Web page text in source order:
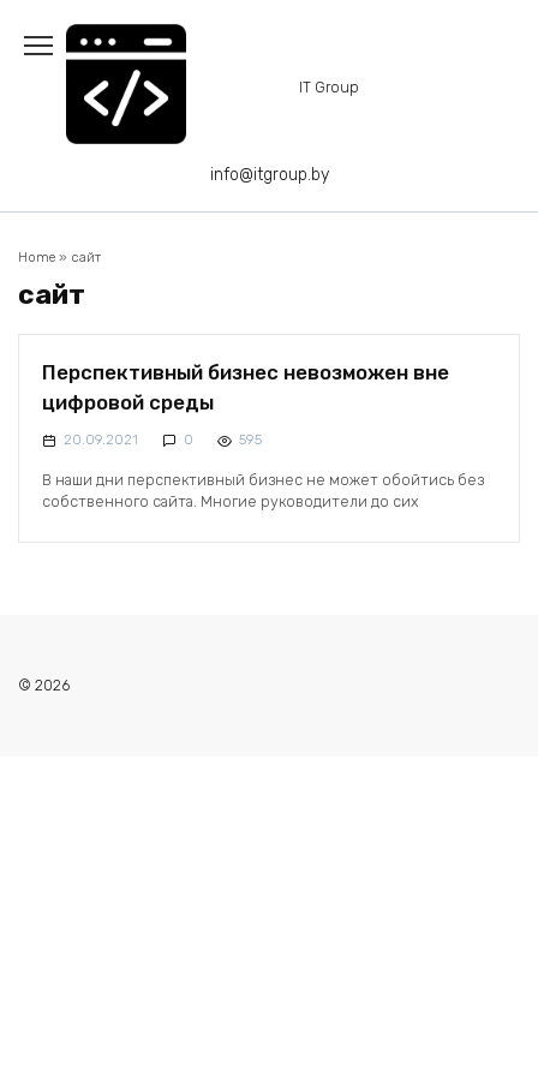
содержанию
IT Group
info@itgroup.by
Home » сайт
сайт
Перспективный бизнес невозможен вне
цифровой среды
20.09.2021 0 595
В наши дни перспективный бизнес не может обойтись без
собственного сайта. Многие руководители до сих
© 2026